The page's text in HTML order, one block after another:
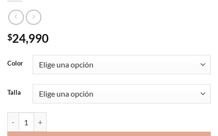
$24,990
Color
Talla